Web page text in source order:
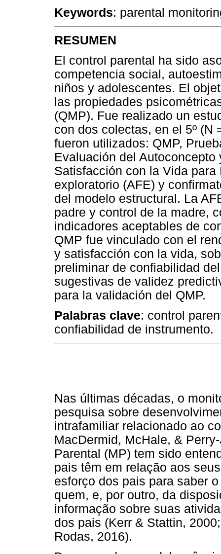
Keywords: parental
RESUMEN
El control parental ha sido
competencia social,
niños y adolescentes. El
las propiedades
(QMP). Fue realizado un
con dos colectas, en el 5º (N
fueron utilizados: QMP,
Evaluación del
Satisfacción con la Vida
exploratorio (AFE) y
del modelo estructural. La
padre y control de la madre,
indicadores aceptables de
QMP fue vinculado con el
y satisfacción con la vida,
preliminar de confiabilidad
sugestivas de validez
para la validación del QMP.
Palabras clave: control
confiabilidad de instrumento.
Nas últimas décadas, o
pesquisa sobre
intrafamiliar relacionado ao
MacDermid, McHale, &
Parental (MP) tem sido
pais têm em relação aos
esforço dos pais para saber
quem, e, por outro, da
informação sobre suas
dos pais (Kerr & Stattin,
Rodas, 2016).